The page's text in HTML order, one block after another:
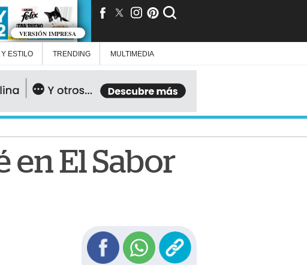
VERSIÓN IMPRESA
ESTILO TRENDING MULTIMEDIA
en El Sabor